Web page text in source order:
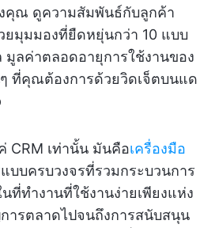
คุณ ดูความสัมพันธ์กับลูกค้า
ยมุมมองที่ยืดหยุ่นกว่า 10 แบบ
ลค่าตลอดอายุการใช้งานของ
ที่คุณต้องการด้วยวิดเจ็ตบนแด
CRM เท่านั้น มันคือเครื่องมือ
แบบครบวงจรที่รวมกระบวนการ
ที่ทำงานที่ใช้งานง่ายเพียงแห่ง
ารตลาดไปจนถึงการสนับสนุน